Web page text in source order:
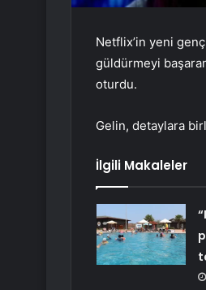
Netflix’in yeni
güldürmeyi
oturdu.
Gelin, detaylara
İlgili Makaleler